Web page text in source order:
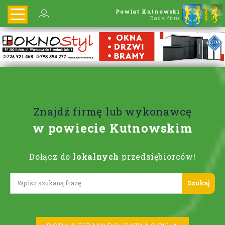
Powiat Kutnowski
Baza firm
Znajdź firmę lub wykonawcę
w powiecie Kutnowskim
Dołącz do lokalnych przedsiębiorców!
Lorem ipsum